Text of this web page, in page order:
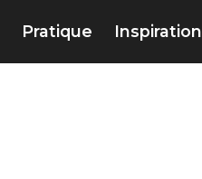
Pratique Inspiration